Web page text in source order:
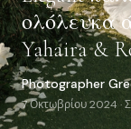
ολόλευκα
Yahaira &
Photographer
7 Οκτωβρίου 2024 ·